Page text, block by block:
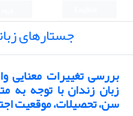
جستارهای
بررسی تغییرات معنایی
زبان زندان با توجه به
سن، تحصیلات، موقعیت